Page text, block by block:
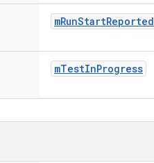
mRunStartReported
mTestInProgress